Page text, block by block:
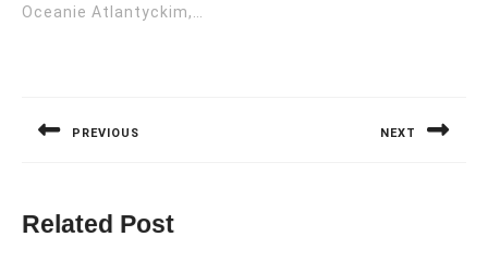
Oceanie Atlantyckim,…
PREVIOUS NEXT
Related Post